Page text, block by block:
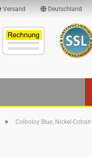
Versand Deutschland
» Colboloy Blue, Nickel-Cobalt